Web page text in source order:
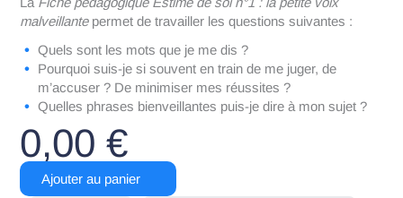
malveillantepermet de travailler les questions suivantes :
Quels sont les mots que je me dis ?
Pourquoi suis-je si souvent en train de me juger, de
m’accuser ? De minimiser mes réussites ?
Quelles phrases bienveillantes puis-je dire à mon sujet ?
0,00 €
quantité
de
Ajouter au panier